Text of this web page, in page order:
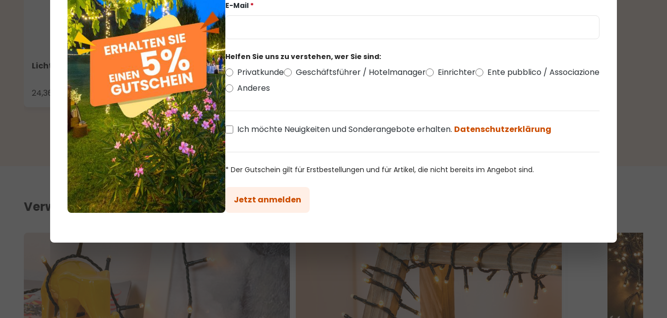
E-Mail *
Helfen Sie uns zu verstehen, wer Sie sind:
Privatkunde Geschäftsführer / Hotelmanager Einrichter
Ente pubblico / Associazione
Anderes
Ich möchte Neuigkeiten und Sonderangebote erhalten. Datenschutzerklärung
* Der Gutschein gilt für Erstbestellungen und für Artikel, die nicht bereits im Angebot sind.
Jetzt anmelden
Lichterketten-Wickler bis zu 2000 LEDs oder 100 m
24,36 €
Verwandte Produkte